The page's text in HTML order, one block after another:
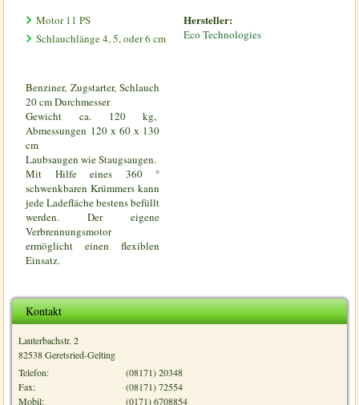
Motor 11 PS
Schlauchlänge 4, 5, oder 6 cm
Benziner, Zugstarter, Schlauch
20 cm Durchmesser
Gewicht ca. 120 kg,
Abmessungen 120 x 60 x 130
cm
Laubsaugen wie Staugsaugen.
Mit Hilfe eines 360 °
schwenkbaren Krümmers kann
jede Ladefläche bestens befüllt
werden. Der eigene
Verbrennungsmotor
ermöglicht einen flexiblen
Einsatz.
Hersteller:
Eco Technologies
Kontakt
Lauterbachstr. 2
82538 Geretsried-Gelting
Telefon:
(08171) 20348
Fax:
(08171) 72554
Mobil:
(0171) 6708854